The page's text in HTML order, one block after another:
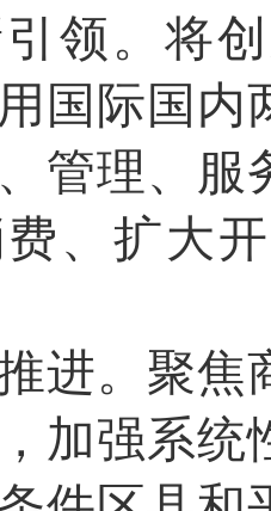
领。将
国际国
管理、服
、扩大
进。聚焦
加强系统